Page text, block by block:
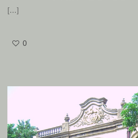
[…]
0